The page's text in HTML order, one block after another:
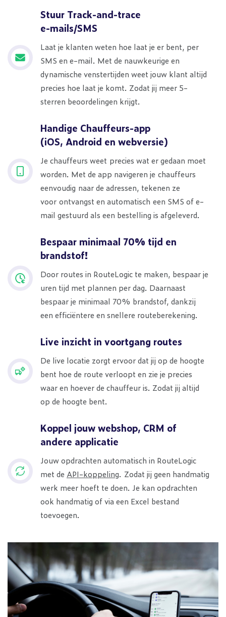
Stuur Track-and-trace
e-mails/SMS
Laat je klanten weten hoe laat je er bent, per
SMS en e-mail. Met de nauwkeurige en
dynamische venstertijden weet jouw klant altijd
precies hoe laat je komt. Zodat jij meer 5-
sterren beoordelingen krijgt.
Handige Chauffeurs-app
(iOS, Android en webversie)
Je chauffeurs weet precies wat er gedaan moet
worden. Met de app navigeren je chauffeurs
eenvoudig naar de adressen, tekenen ze
voor ontvangst en automatisch een SMS of e-
mail gestuurd als een bestelling is afgeleverd.
Bespaar minimaal 70% tijd en
brandstof!
Door routes in RouteLogic te maken, bespaar je
uren tijd met plannen per dag. Daarnaast
bespaar je minimaal 70% brandstof, dankzij
een efficiëntere en snellere routeberekening.
Live inzicht in voortgang routes
De live locatie zorgt ervoor dat jij op de hoogte
bent hoe de route verloopt en zie je precies
waar en hoever de chauffeur is. Zodat jij altijd
op de hoogte bent.
Koppel jouw webshop, CRM of
andere applicatie
Jouw opdrachten automatisch in RouteLogic
met de API-koppeling. Zodat jij geen handmatig
werk meer hoeft te doen. Je kan opdrachten
ook handmatig of via een Excel bestand
toevoegen.